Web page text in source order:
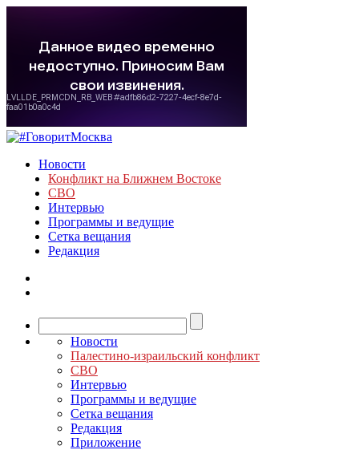
Новости
Конфликт на Ближнем Востоке
СВО
Интервью
Программы и ведущие
Сетка вещания
Редакция
Новости
Палестино-израильский конфликт
СВО
Интервью
Программы и ведущие
Сетка вещания
Редакция
Приложение